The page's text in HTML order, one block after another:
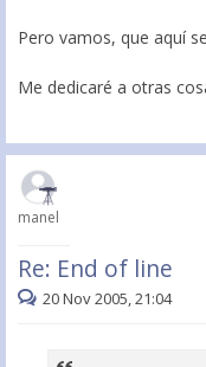
Pero vamos, que aquí
Me dedicaré a otras
manel
Re: End of line
20 Nov 2005, 21:04